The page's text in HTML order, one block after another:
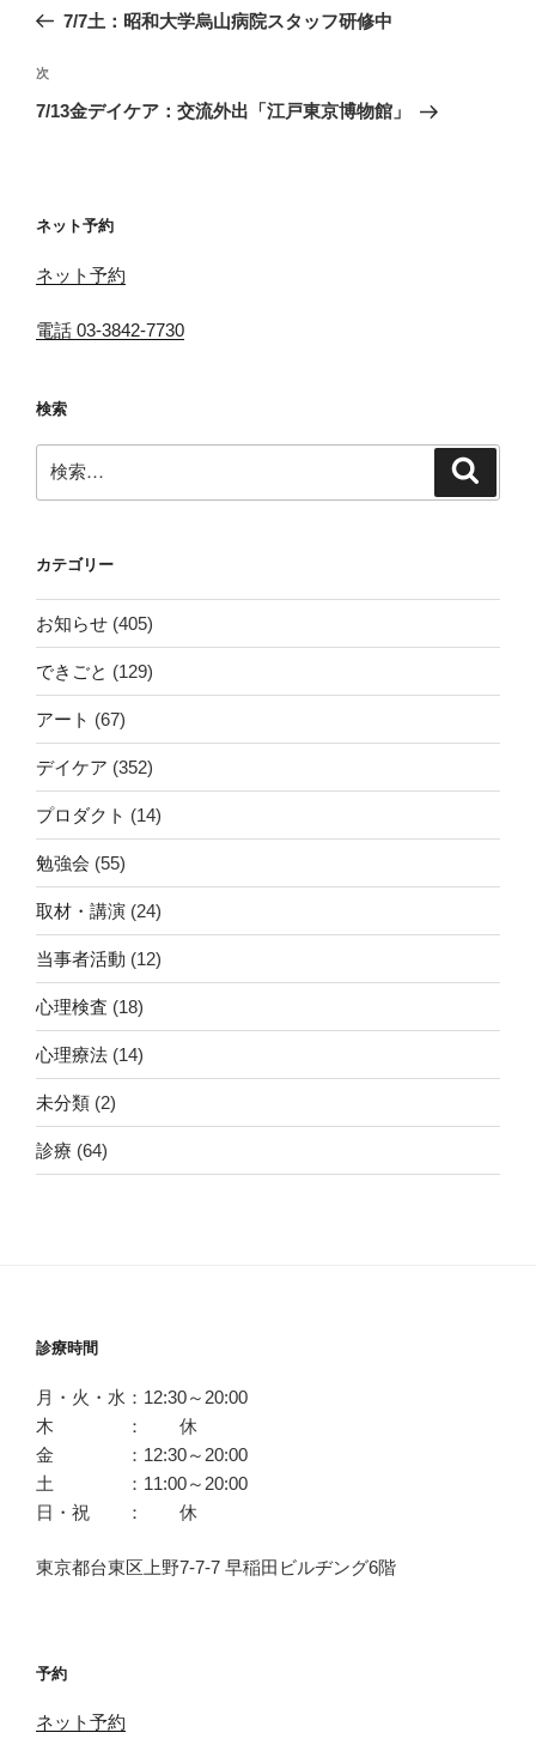
ビ
ゲ
ン
の
稿
7/7土：昭和大学烏山病院スタッフ研修中
次
の
次
7/13金デイケア：交流外出「江戸東京博物館」
ネット予約
ネット予約
電話 03-3842-7730
検索
索:
カテゴリー
お知らせ (405)
できごと (129)
アート (67)
デイケア (352)
プロダクト (14)
勉強会 (55)
取材・講演 (24)
当事者活動 (12)
心理検査 (18)
心理療法 (14)
未分類 (2)
診療 (64)
診療時間
月・火・水：12:30～20:00
木 ： 休
金 ：12:30～20:00
土 ：11:00～20:00
日・祝 ： 休
東京都台東区上野7-7-7 早稲田ビルヂング6階
予約
ネット予約